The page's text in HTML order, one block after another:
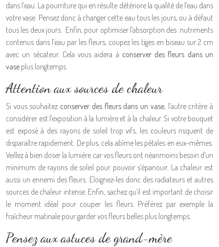
dans l’eau. La pourriture qui en résulte détériore la qualité de l’eau dans
votre vase. Pensez donc à changer cette eau tous les jours, ou à défaut
tous les deux jours. Enfin, pour optimiser l’absorption des nutriments
contenus dans l’eau par les fleurs, coupez les tiges en biseau sur 2 cm
avec un sécateur. Cela vous aidera à conserver des fleurs dans un
vase plus longtemps.
Attention aux sources de chaleur
Si vous souhaitez conserver des fleurs dans un vase, l’autre critère à
considérer est l’exposition à la lumière et à la chaleur. Si votre bouquet
est exposé à des rayons de soleil trop vifs, les couleurs risquent de
disparaître rapidement. De plus, cela abîme les pétales en eux-mêmes.
Veillez à bien doser la lumière car vos fleurs ont néanmoins besoin d’un
minimum de rayons de soleil pour pouvoir s’épanouir. La chaleur est
aussi un ennemi des fleurs. Eloignez-les donc des radiateurs et autres
sources de chaleur intense. Enfin, sachez qu’il est important de choisir
le moment idéal pour couper les fleurs. Préférez par exemple la
fraîcheur matinale pour garder vos fleurs belles plus longtemps.
Pensez aux astuces de grand-mère